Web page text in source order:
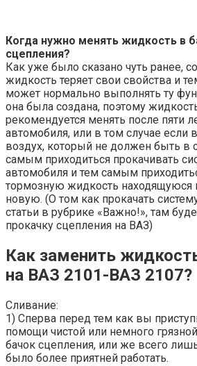
Когда нужно менять жидкость в
сцепления?
Как уже было сказано чуть ранее,
жидкость теряет свои свойства и
может нормально выполнять ту
она была создана, поэтому
рекомендуется менять после пяти
автомобиля, или в том случае если
воздух, который не должен быть в
самым приходиться прокачивать
автомобиля и тем самым
тормозную жидкость находящуюся
новую. (О том как прокачать
статьи в рубрике «Важно!», там
прокачку сцепления на ВАЗ)
Как заменить
на ВАЗ 2101-ВАЗ 2107?
Сливание:
1) Сперва перед тем как вы
помощи чистой или немного
бачок сцепления, или же всего
было более приятней работать.